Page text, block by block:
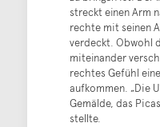
streckt einen Arm
rechte mit seinen
verdeckt. Obwohl
miteinander
rechtes Gefühl
aufkommen. „Die
Gemälde, das
stellte.